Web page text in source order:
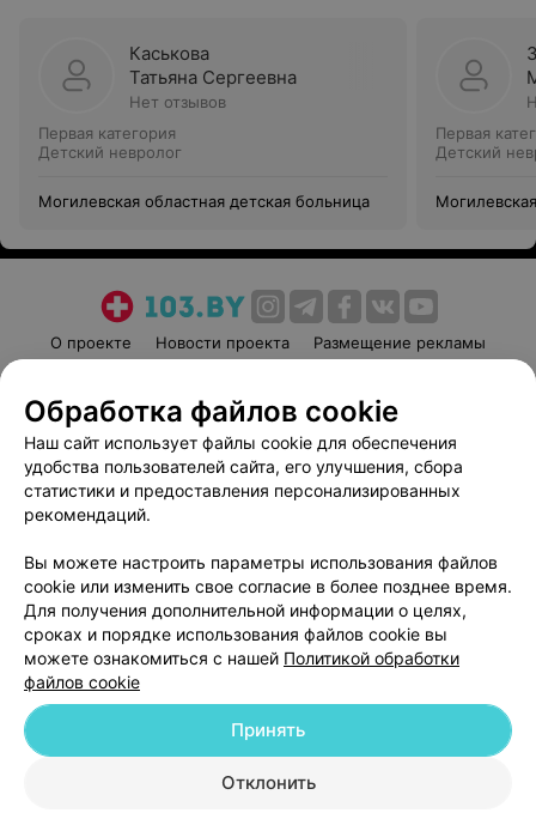
Каськова
Татьяна Сергеевна
Нет отзывов
Первая категория
Детский невролог
Могилевская областная детская больница
Первая
Детский
О проекте Новости проекта
Размещение рекламы
Пользовательское соглашение
Способы оплаты
Вакансии
Партнеры
Написать руководителю 103.by
Обработка персональных данных
© 2026 ООО «Артокс Лаб», УНП 191700409
| 220012, Республика Беларусь,
Обработка файлов cookie
Наш сайт использует файлы cookie для обеспечения
удобства пользователей сайта, его улучшения, сбора
статистики и предоставления персонализированных
рекомендаций.
Вы можете настроить параметры использования файлов
cookie или изменить свое согласие в более позднее время.
Для получения дополнительной информации о целях,
сроках и порядке использования файлов cookie вы
можете ознакомиться с нашей Политикой обработки
файлов cookie
Отклонить
Принять